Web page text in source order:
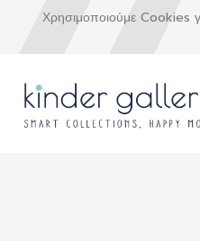
Χρησιμοποιούμε Cookies